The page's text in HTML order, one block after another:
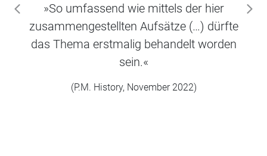
»So umfassend wie mittels der hier
zusammengestellten Aufsätze (…) dürfte
das Thema erstmalig behandelt worden
sein.«
(P.M. History, November 2022)
zurück